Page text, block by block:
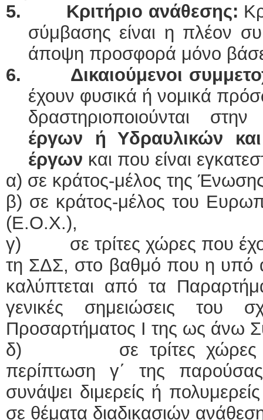
5. Κριτήριο ανάθεσης:
σύμβασης είναι η πλέον
άποψη προσφορά μόνο
6. Δικαιούμενοι
έχουν φυσικά ή νομικά
δραστηριοποιούνται
έργων ή Υδραυλικών
έργων και που είναι
α) σε κράτος-μέλος της
β) σε κράτος-μέλος του
(Ε.Ο.Χ.),
γ) σε τρίτες χώρες που
τη ΣΔΣ, στο βαθμό που η υπό
καλύπτεται από τα
γενικές σημειώσεις του
Προσαρτήματος I της ως άνω
δ) σε τρίτες χώρες
περίπτωση γ΄ της
συνάψει διμερείς ή
σε θέματα διαδικασιών